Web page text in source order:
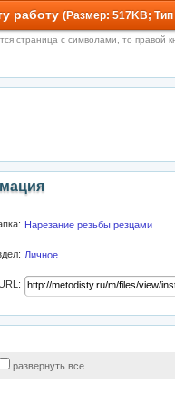
работу (Размер: 517KB;
страница с символами, то правой
Нарезание резьбы резцами
Личное
URL:
развернуть все